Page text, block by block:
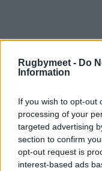
Rugbymeet - Do
Information
If you wish to opt-out
processing of your
targeted advertising
section to confirm
opt-out request is
interest-based ads
L'originale Irb